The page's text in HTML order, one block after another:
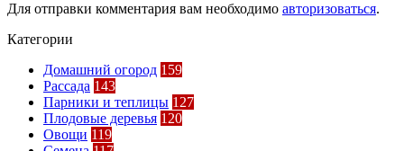
Для отправки комментария вам необходимо авторизоваться.
Категории
Домашний огород 159
Рассада 143
Парники и теплицы 127
Плодовые деревья 120
Овощи 119